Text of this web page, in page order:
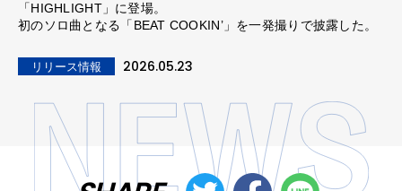
「HIGHLIGHT」に登場。
初のソロ曲となる「BEAT COOKIN’」を一発撮りで披露した。
リリース情報 2026.05.23